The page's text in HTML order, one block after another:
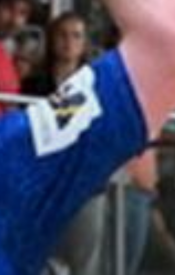
Quicklinks
Geschäftsstelle
TV Borken 1922 e. V.
Johann-Walling-Str. 2
46325 Borken
02861 / 8949410
center@tv-borken.de